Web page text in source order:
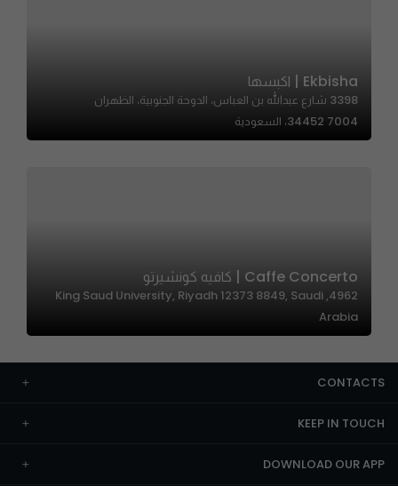
Ekbisha | اكبسها
3398 شارع عبدالله بن العباس، الدوحة الجنوبية، الظهران
34452 7004، السعودية
Caffe Concerto | كافيه كونشيرتو
4962, King Saud University, Riyadh 12373 8849, Saudi
Arabia
CONTACTS
KEEP IN TOUCH
DOWNLOAD OUR APP